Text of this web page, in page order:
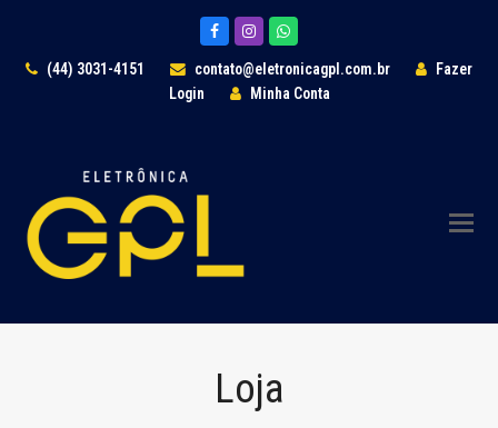
FacebookInstagramWhatsapp
(44) 3031-4151 contato@eletronicagpl.com.br
Fazer
Login
Minha Conta
Loja